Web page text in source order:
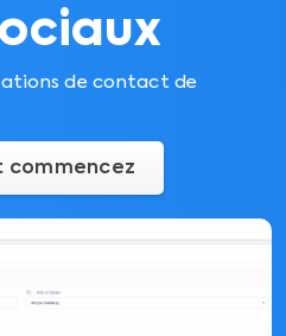
de contact de
commencez